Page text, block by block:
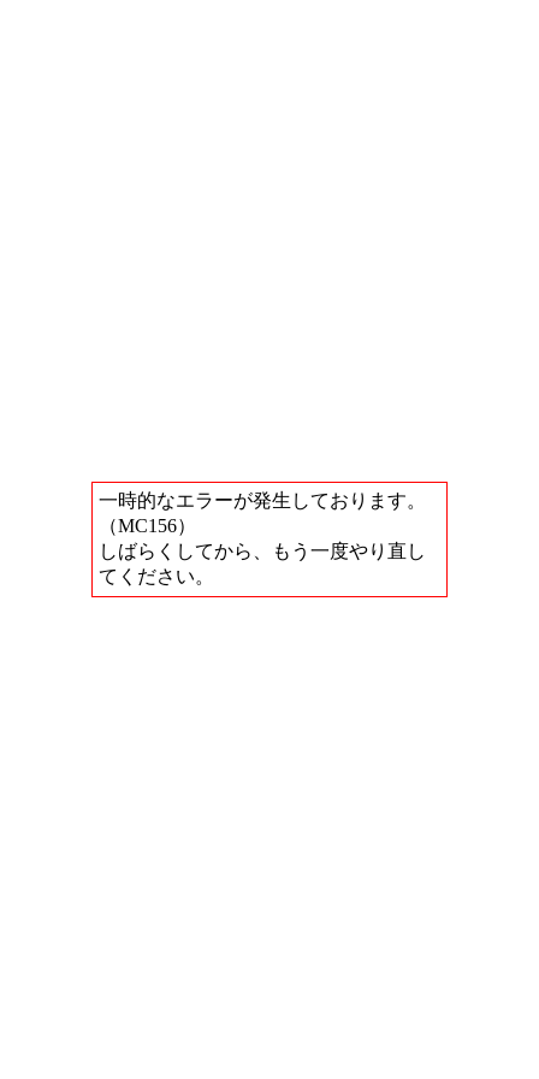
一時的なエラーが発生しております。
（MC156）
しばらくしてから、もう一度やり直し
てください。